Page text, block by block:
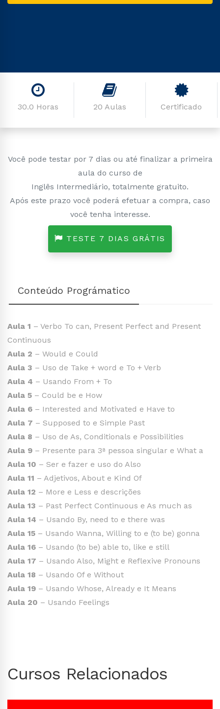
30.0 Horas 20 Aulas Certificado
Você pode testar por 7 dias ou até finalizar a primeira
aula do curso de
Inglês Intermediário, totalmente gratuito.
Após este prazo você poderá efetuar a compra, caso
você tenha interesse.
TESTE 7 DIAS GRÁTIS
Conteúdo Prográmatico
Aula 1 – Verbo To can, Present Perfect and Present
Continuous
Aula 2 – Would e Could
Aula 3 – Uso de Take + word e To + Verb
Aula 4 – Usando From + To
Aula 5 – Could be e How
Aula 6 – Interested and Motivated e Have to
Aula 7 – Supposed to e Simple Past
Aula 8 – Uso de As, Conditionals e Possibilities
Aula 9 – Presente para 3ª pessoa singular e What a
Aula 10 – Ser e fazer e uso do Also
Aula 11 – Adjetivos, About e Kind Of
Aula 12 – More e Less e descrições
Aula 13 – Past Perfect Continuous e As much as
Aula 14 – Usando By, need to e there was
Aula 15 – Usando Wanna, Willing to e (to be) gonna
Aula 16 – Usando (to be) able to, like e still
Aula 17 – Usando Also, Might e Reflexive Pronouns
Aula 18 – Usando Of e Without
Aula 19 – Usando Whose, Already e It Means
Aula 20 – Usando Feelings
Cursos Relacionados